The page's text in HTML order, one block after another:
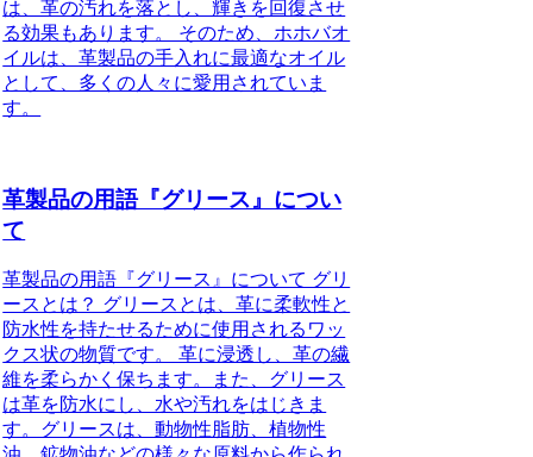
は、革の汚れを落とし、輝きを回復させ
る効果もあります。 そのため、ホホバオ
イルは、革製品の手入れに最適なオイル
として、多くの人々に愛用されていま
す。
革製品の用語『グリース』につい
て
革製品の用語『グリース』について グリ
ースとは？ グリースとは、革に柔軟性と
防水性を持たせるために使用されるワッ
クス状の物質です。 革に浸透し、革の繊
維を柔らかく保ちます。また、グリース
は革を防水にし、水や汚れをはじきま
す。グリースは、動物性脂肪、植物性